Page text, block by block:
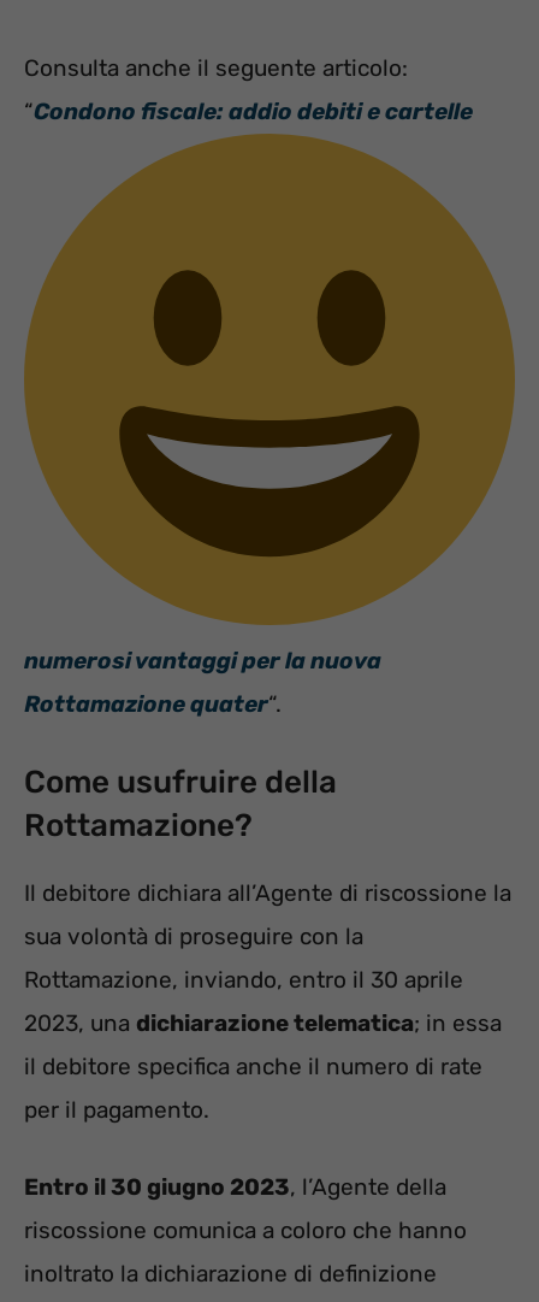
Consulta anche il seguente articolo:
“Condono fiscale: addio debiti e cartelle
numerosi vantaggi per la nuova
Rottamazione quater“.
Come usufruire della
Rottamazione?
Il debitore dichiara all’Agente di riscossione la
sua volontà di proseguire con la
Rottamazione, inviando, entro il 30 aprile
2023, una dichiarazione telematica; in essa
il debitore specifica anche il numero di rate
per il pagamento.
Entro il 30 giugno 2023, l’Agente della
riscossione comunica a coloro che hanno
inoltrato la dichiarazione di definizione